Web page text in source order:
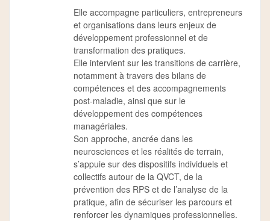
Elle accompagne particuliers, entrepreneurs
et organisations dans leurs enjeux de
développement professionnel et de
transformation des pratiques.
Elle intervient sur les transitions de carrière,
notamment à travers des bilans de
compétences et des accompagnements
post-maladie, ainsi que sur le
développement des compétences
managériales.
Son approche, ancrée dans les
neurosciences et les réalités de terrain,
s’appuie sur des dispositifs individuels et
collectifs autour de la QVCT, de la
prévention des RPS et de l’analyse de la
pratique, afin de sécuriser les parcours et
renforcer les dynamiques professionnelles.